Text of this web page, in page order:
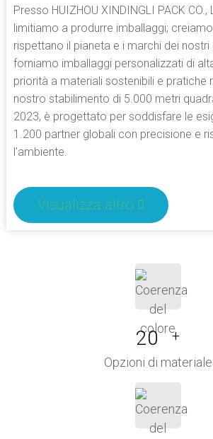
Presso HUIZHOU XINDINGLI PACK CO.,
limitiamo a produrre imballaggi;
rispettano il pianeta e i marchi dei nostri
forniamo imballaggi personalizzati di
priorità a materiali sostenibili e pratiche
nostro stabilimento di 5.000 metri
2023, è progettato per soddisfare le
1.200 partner globali con precisione e
l'ambiente.
Visualizza altro
20 +
Opzioni di materiale